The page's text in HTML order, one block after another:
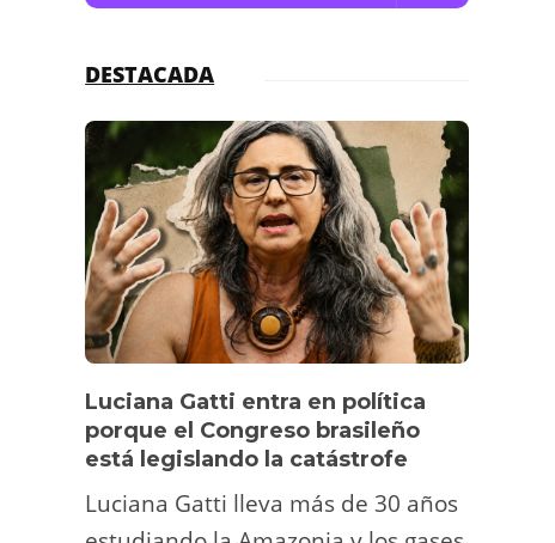
DESTACADA
Luciana Gatti entra en política
porque el Congreso brasileño
está legislando la catástrofe
Luciana Gatti lleva más de 30 años